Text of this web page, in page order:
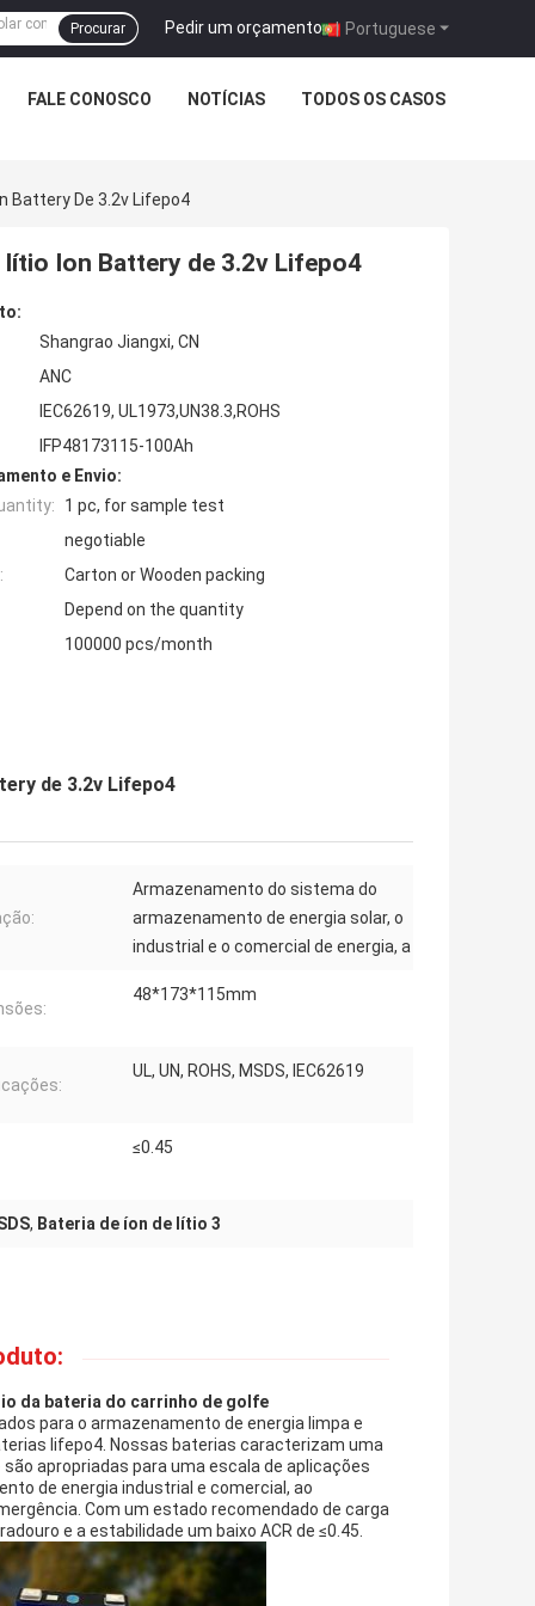
Portuguese
Pedir um orçamento |
Procurar
FALE CONOSCO NOTÍCIAS TODOS OS CASOS
Battery De 3.2v Lifepo4
Ion Battery de 3.2v Lifepo4
Shangrao Jiangxi, CN
ANC
IEC62619, UL1973,UN38.3,ROHS
IFP48173115-100Ah
e Envio:
1 pc, for sample test
negotiable
Carton or Wooden packing
Depend on the quantity
100000 pcs/month
de 3.2v Lifepo4
Armazenamento do sistema do
armazenamento de energia solar, o
industrial e o comercial de energia, a
48*173*115mm
UL, UN, ROHS, MSDS, IEC62619
≤0.45
, Bateria de íon de lítio 3
da bateria do carrinho de golfe
para o armazenamento de energia limpa e
lifepo4. Nossas baterias caracterizam uma
apropriadas para uma escala de aplicações
de energia industrial e comercial, ao
Com um estado recomendado de carga
e a estabilidade um baixo ACR de ≤0.45.